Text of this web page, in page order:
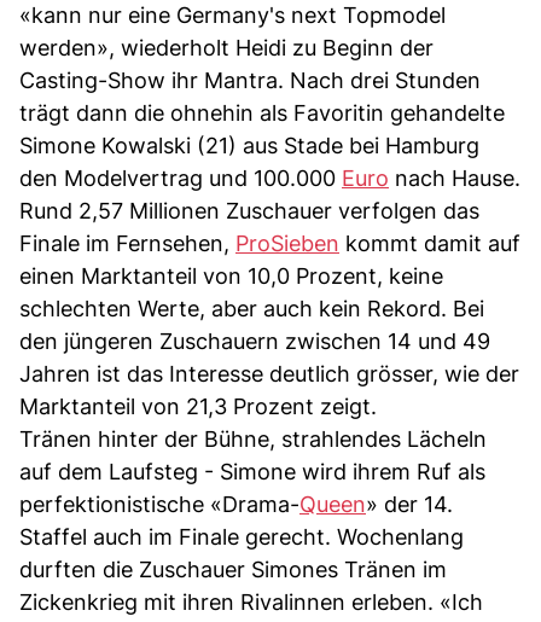
«kann nur eine Germany's next Topmodel
werden», wiederholt Heidi zu Beginn der
Casting-Show ihr Mantra. Nach drei Stunden
trägt dann die ohnehin als Favoritin gehandelte
Simone Kowalski (21) aus Stade bei Hamburg
den Modelvertrag und 100.000 Euro nach Hause.
Rund 2,57 Millionen Zuschauer verfolgen das
Finale im Fernsehen, ProSieben kommt damit auf
einen Marktanteil von 10,0 Prozent, keine
schlechten Werte, aber auch kein Rekord. Bei
den jüngeren Zuschauern zwischen 14 und 49
Jahren ist das Interesse deutlich grösser, wie der
Marktanteil von 21,3 Prozent zeigt.
Tränen hinter der Bühne, strahlendes Lächeln
auf dem Laufsteg - Simone wird ihrem Ruf als
perfektionistische «Drama-Queen» der 14.
Staffel auch im Finale gerecht. Wochenlang
durften die Zuschauer Simones Tränen im
Zickenkrieg mit ihren Rivalinnen erleben. «Ich